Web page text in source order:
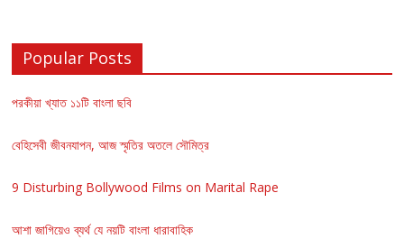
Popular Posts
পরকীয়া খ্যাত ১১টি বাংলা ছবি
বেহিসেবী জীবনযাপন, আজ স্মৃতির অতলে সৌমিত্র
9 Disturbing Bollywood Films on Marital Rape
আশা জাগিয়েও ব্যর্থ যে নয়টি বাংলা ধারাবাহিক